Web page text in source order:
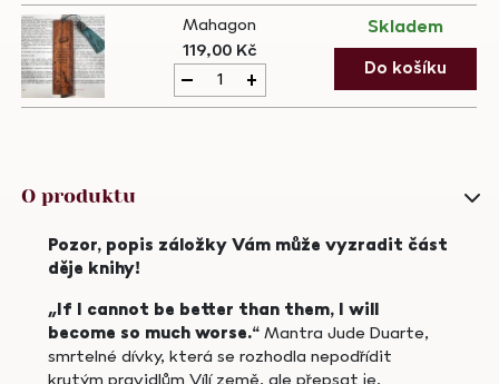
princ
quantity
Mahagon
119,00 Kč
Dřevěná
záložka:
+
Skladem
Do košíku
O produktu
Pozor, popis záložky Vám může vyzradit část
děje knihy!
„If I cannot be better than them, I will
become so much worse.“ Mantra Jude Duarte,
smrtelné dívky, která se rozhodla nepodřídit